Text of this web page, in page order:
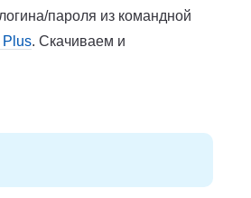
пароля из командной
Plus. Скачиваем и